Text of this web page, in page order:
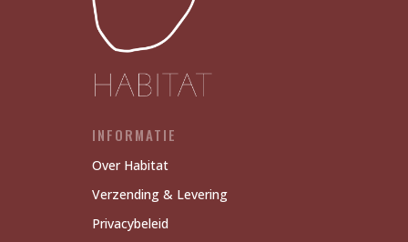
INFORMATIE
Over Habitat
Verzending & Levering
Privacybeleid